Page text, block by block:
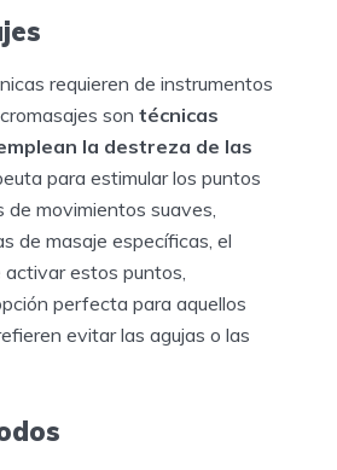
requieren de instrumentos
son técnicas
la destreza de las
para estimular los puntos
movimientos suaves,
de masaje específicas, el
estos puntos,
perfecta para aquellos
evitar las agujas o las